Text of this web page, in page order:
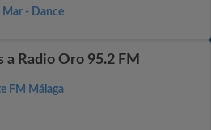
Mar - Dance
a Radio Oro 95.2 FM
FM Málaga